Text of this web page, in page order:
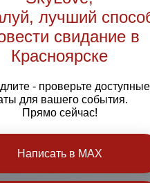
лучший
свидание в
Красноярске
- проверьте доступные
для вашего события.
Прямо сейчас!
Написать в MAX